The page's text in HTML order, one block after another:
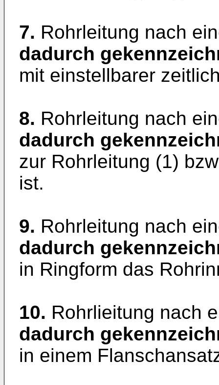
7. Rohrleitung nach
dadurch
mit einstellbarer
8. Rohrleitung nach
dadurch
zur Rohrleitung (1)
ist.
9. Rohrleitung nach
dadurch
in Ringform das
10. Rohrlieitung nach
dadurch
in einem